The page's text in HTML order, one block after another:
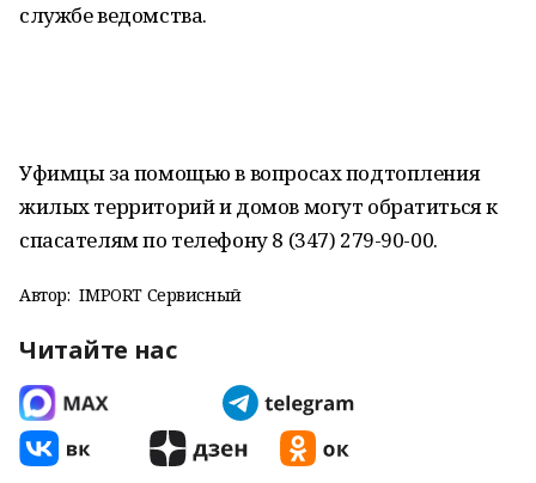
службе ведомства.
Уфимцы за помощью в вопросах подтопления
жилых территорий и домов могут обратиться к
спасателям по телефону 8 (347) 279-90-00.
Автор: IMPORT Сервисный
Читайте нас